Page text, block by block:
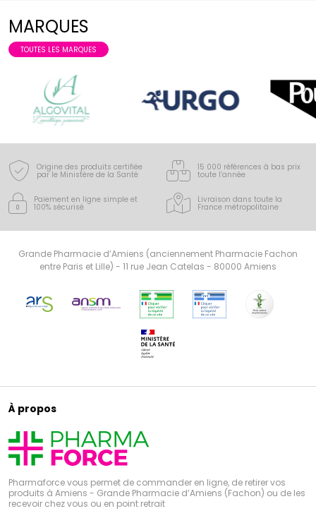
MARQUES
TOUTES LES MARQUES
Origine des produits certifiée
par le Ministère de la Santé
15 000 références à bas prix
toute l’année
Paiement en ligne simple et
100% sécurisé
Livraison dans toute la
France métropolitaine
Grande Pharmacie d’Amiens (anciennement Pharmacie Fachon
entre Paris et Lille) - 11 rue Jean Catelas - 80000 Amiens
À propos
Pharmaforce vous permet de commander en ligne, de retirer vos
produits à Amiens - Grande Pharmacie d’Amiens (Fachon) ou de les
recevoir chez vous ou en point retrait